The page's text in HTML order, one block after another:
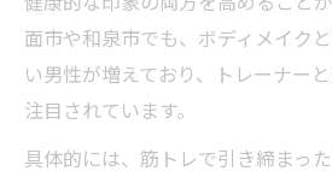
面市や和泉市でも、ボディメイク
い男性が増えており、トレーナー
注目されています。
具体的には、筋トレで引き締まっ